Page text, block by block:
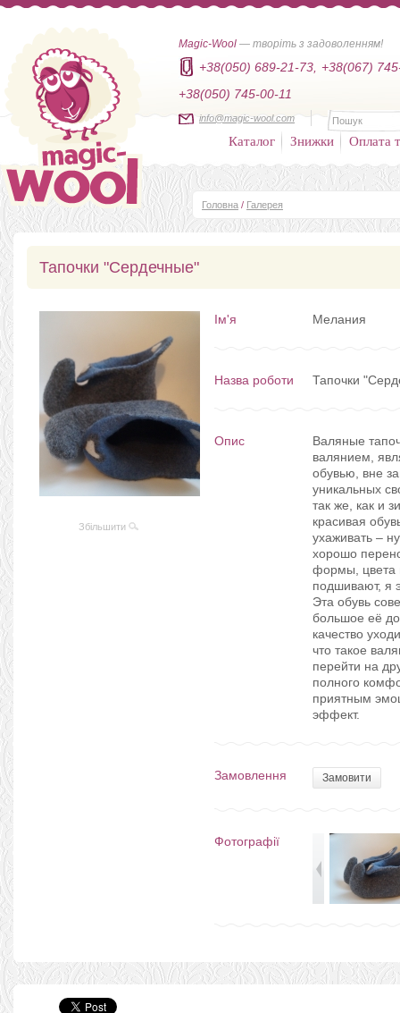
Magic-Wool — творіть з задоволенням!
+38(050) 689-21-73,
+38(067)
+38(050) 745-00-11
info@magic-wool.com
Каталог Знижки Оплата
Головна / Галерея
Тапочки "Сердечные"
Збільшити
Ім'я Мелания
Назва роботи Тапочки
Опис
Валяные
валянием,
обувью, вне
уникальных
так же, как и
красивая
ухаживать –
хорошо
формы, цвета
подшивают, я
Эта обувь
большое её
качество
что такое
перейти на
полного
приятным
эффект.
Замовлення Замовити
Фотографії